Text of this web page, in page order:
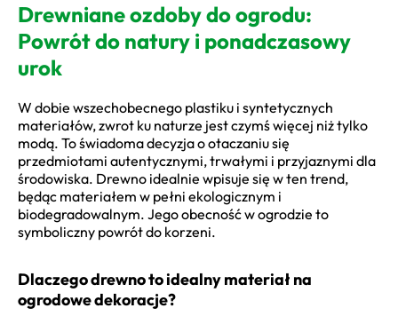
Drewniane ozdoby do ogrodu:
Powrót do natury i ponadczasowy
urok
W dobie wszechobecnego plastiku i syntetycznych
materiałów, zwrot ku naturze jest czymś więcej niż tylko
modą. To świadoma decyzja o otaczaniu się
przedmiotami autentycznymi, trwałymi i przyjaznymi dla
środowiska. Drewno idealnie wpisuje się w ten trend,
będąc materiałem w pełni ekologicznym i
biodegradowalnym. Jego obecność w ogrodzie to
symboliczny powrót do korzeni.
Dlaczego drewno to idealny materiał na
ogrodowe dekoracje?